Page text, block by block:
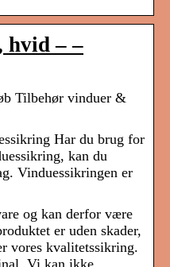
hvid – –
Tilbehør vinduer &
Har du brug for
kan du
Vinduessikringen er
og kan derfor være
er uden skader,
vores kvalitetssikring.